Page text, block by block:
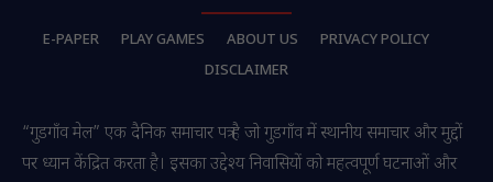
E-PAPER PLAY GAMES ABOUT US
PRIVACY POLICY
DISCLAIMER
“गुडगाँव मेल” एक दैनिक समाचार पत्र है जो गुडगाँव में स्थानीय समाचार और मुद्दों
पर ध्यान केंद्रित करता है। इसका उद्देश्य निवासियों को महत्वपूर्ण घटनाओं और